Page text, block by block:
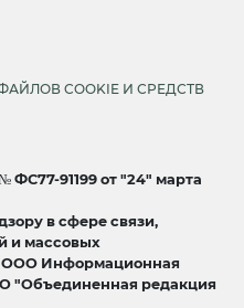
COOKIE И СРЕДСТВ
91199 от "24" марта
в сфере связи,
и массовых
ООО Информационная
"Объединенная редакция